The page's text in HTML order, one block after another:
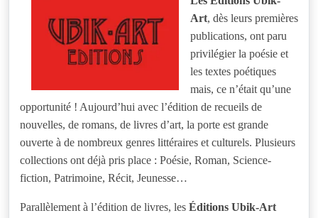
Art, dès leurs premières
publications, ont paru
privilégier la poésie et
les textes poétiques
mais, ce n’était qu’une
opportunité ! Aujourd’hui avec l’édition de recueils de
nouvelles, de romans, de livres d’art, la porte est grande
ouverte à de nombreux genres littéraires et culturels. Plusieurs
collections ont déjà pris place : Poésie, Roman, Science-
fiction, Patrimoine, Récit, Jeunesse…
Parallèlement à l’édition de livres, les Éditions Ubik-Art